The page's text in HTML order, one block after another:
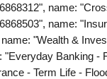
name:
name:
"Wealth &
"Everyday Banking -
- Term Life -